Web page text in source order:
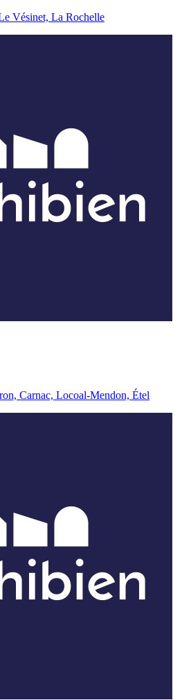
Vésinet, La Rochelle
Carnac, Locoal-Mendon, Étel